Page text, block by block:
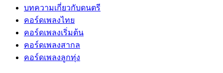
บทความเกี่ยวกับดนตรี
คอร์ดเพลงไทย
คอร์ดเพลงเริ่มต้น
คอร์ดเพลงสากล
คอร์ดเพลงลูกทุ่ง